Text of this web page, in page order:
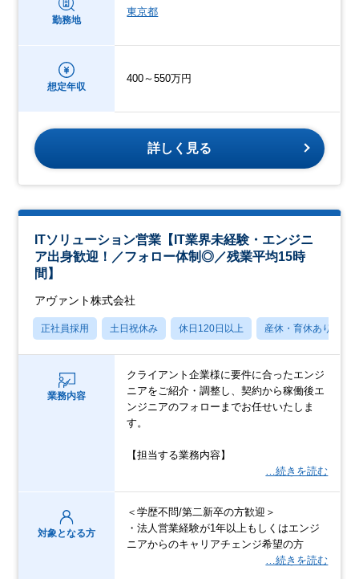
勤務地
東京都
想定年収
400～550万円
詳しく見る
ITソリューション営業【IT業界未経験・エンジニ
ア出身歓迎！／フォロー体制◎／残業平均15時
間】
アヴァント株式会社
正社員採用 土日祝休み 休日120日以上 産休・育休あり
業務内容
クライアント企業様に要件に合ったエンジ
ニアをご紹介・調整し、契約から稼働後エ
ンジニアのフォローまでお任せいたしま
す。
【担当する業務内容】
…続きを読む
対象となる方
＜学歴不問/第二新卒の方歓迎＞
・法人営業経験が1年以上もしくはエンジ
ニアからのキャリアチェンジ希望の方
…続きを読む